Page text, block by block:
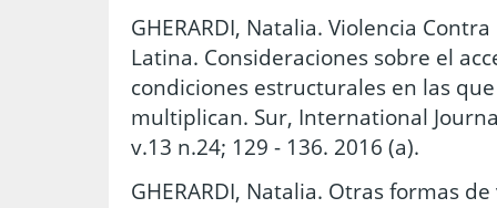
GHERARDI, Natalia. Violencia
Latina. Consideraciones sobre el
condiciones estructurales en las
multiplican. Sur, International
v.13 n.24; 129 - 136. 2016 (a).
GHERARDI, Natalia. Otras formas